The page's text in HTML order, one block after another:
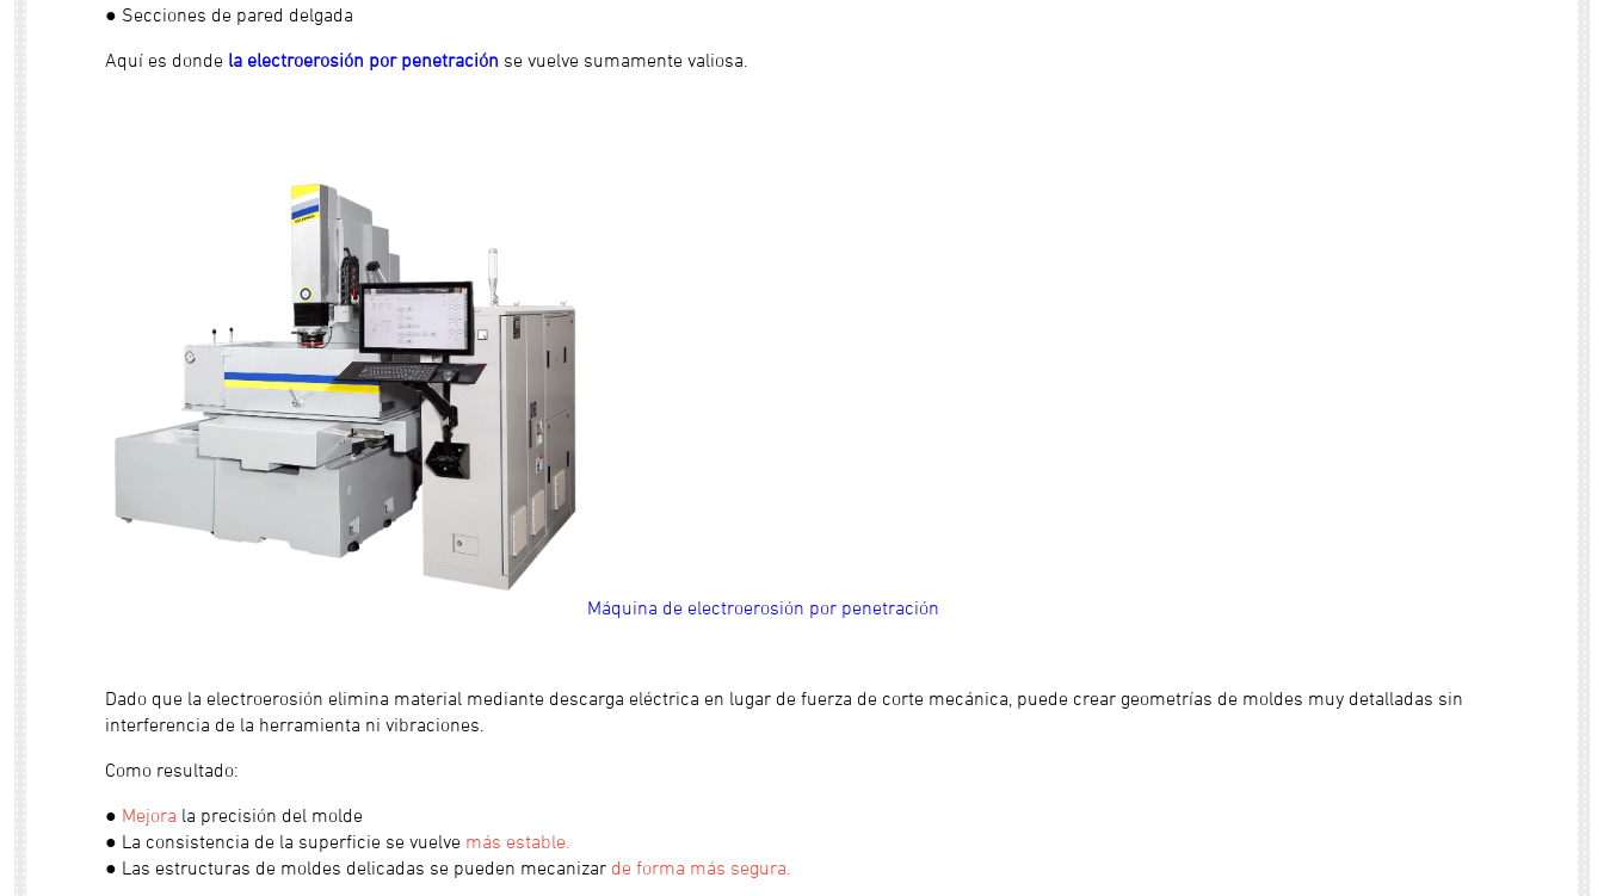
● Secciones de pared delgada
Aquí es donde la electroerosión por penetración se vuelve sumamente valiosa.
Máquina de electroerosión por penetración
Dado que la electroerosión elimina material mediante descarga eléctrica en lugar de fuerza de corte mecánica, puede crear geometrías de moldes muy detalladas sin
interferencia de la herramienta ni vibraciones.
Como resultado:
● Mejora la precisión del molde
● La consistencia de la superficie se vuelve más estable.
● Las estructuras de moldes delicadas se pueden mecanizar de forma más segura.